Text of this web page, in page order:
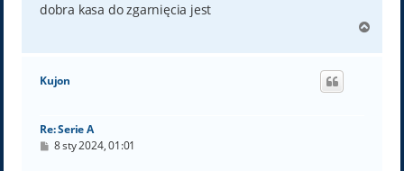
dobra kasa do zgarnięcia jest
g
Kujon
Re: Serie A
P8 sty 2024, 01:01